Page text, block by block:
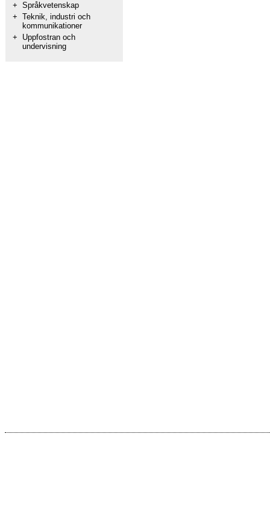
+ Språkvetenskap
+ Teknik, industri och
kommunikationer
+
Uppfostran och
undervisning